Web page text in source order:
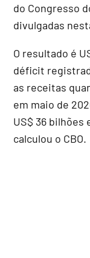
do Congresso
divulgadas
O resultado é
déficit
as receitas
em maio de
US$ 36 bilhões
calculou o CBO.